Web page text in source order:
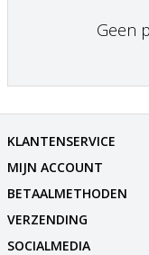
Geen
KLANTENSERVICE
MIJN ACCOUNT
BETAALMETHODEN
VERZENDING
SOCIALMEDIA